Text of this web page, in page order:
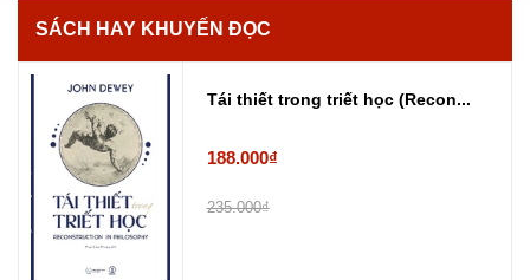
SÁCH HAY KHUYẾN ĐỌC
Tái thiết trong triết học (Recon...
188.000₫
235.000₫